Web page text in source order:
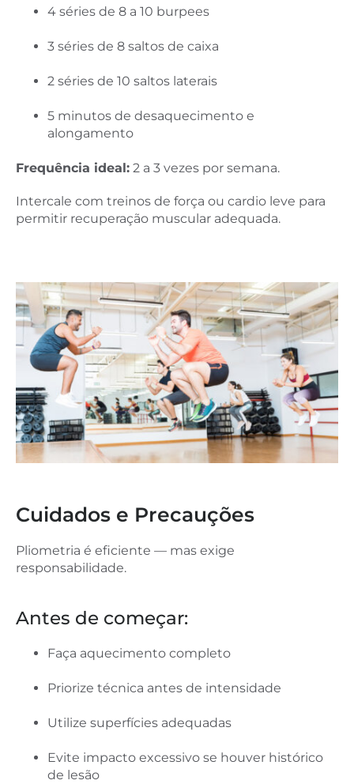
4 séries de 8 a 10 burpees
3 séries de 8 saltos de caixa
2 séries de 10 saltos laterais
5 minutos de desaquecimento e
alongamento
Frequência ideal: 2 a 3 vezes por semana.
Intercale com treinos de força ou cardio leve para
permitir recuperação muscular adequada.
Cuidados e Precauções
Pliometria é eficiente — mas exige
responsabilidade.
Antes de começar:
Faça aquecimento completo
Priorize técnica antes de intensidade
Utilize superfícies adequadas
Evite impacto excessivo se houver histórico
de lesão